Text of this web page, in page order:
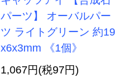
パーツ】 オーバルパー
ツ ライトグリーン 約19
x6x3mm 《1個》
1,067円(税97円)